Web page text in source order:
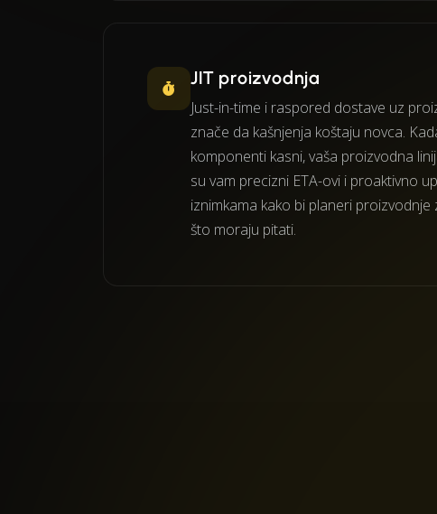
JIT proizvodnja
Just-in-time i raspored dostave uz
znače da kašnjenja koštaju novca.
komponenti kasni, vaša proizvodna
su vam precizni ETA-ovi i proaktivno
iznimkama kako bi planeri proizvodnje
što moraju pitati.